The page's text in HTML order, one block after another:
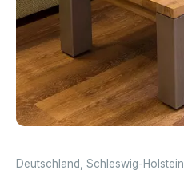
Deutschland Schleswig-Holstein